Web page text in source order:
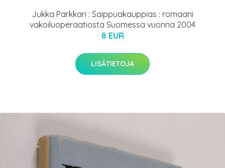
Jukka Parkkari : Saippuakauppias : romaani
vakoiluoperaatiosta Suomessa vuonna 2004
8 EUR
LISÄTIETOJA